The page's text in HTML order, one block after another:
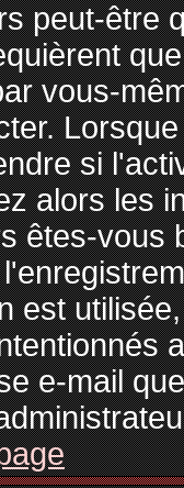
peut-être
vous-
si
alors les
êtes-vous
est
e-mail